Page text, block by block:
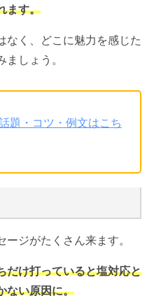
ます。
なく、どこに魅力を感じた
しょう。
題・コツ・例文はこち
ジがたくさん来ます。
だけ打っていると塩対応と
ない原因に。